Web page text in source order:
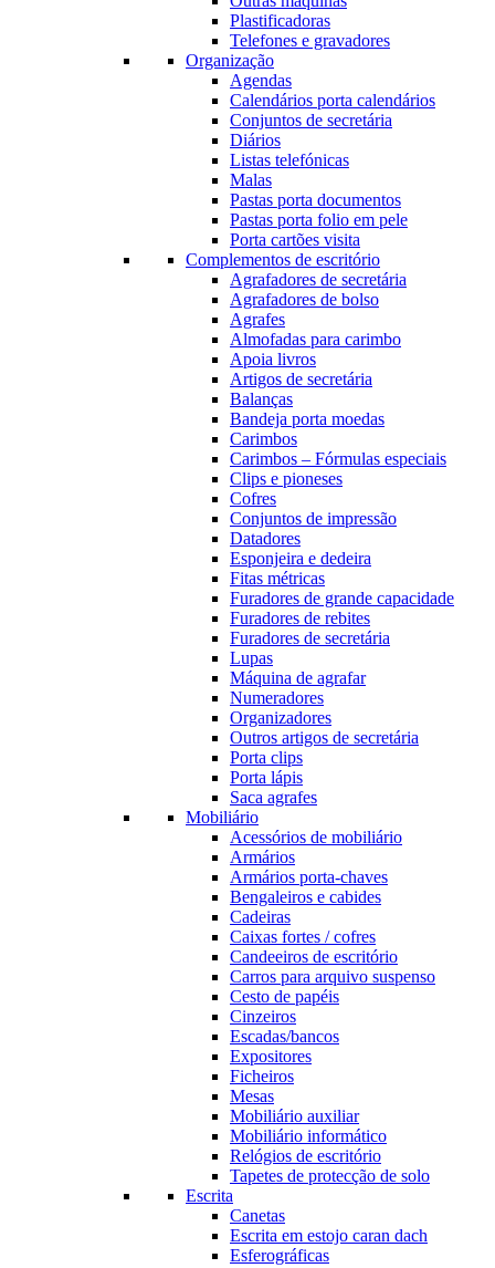
Plastificadoras
Telefones e gravadores
Organização
Agendas
Calendários porta calendários
Conjuntos de secretária
Diários
Listas telefónicas
Malas
Pastas porta documentos
Pastas porta folio em pele
Porta cartões visita
Complementos de escritório
Agrafadores de secretária
Agrafadores de bolso
Agrafes
Almofadas para carimbo
Apoia livros
Artigos de secretária
Balanças
Bandeja porta moedas
Carimbos
Carimbos – Fórmulas especiais
Clips e pioneses
Cofres
Conjuntos de impressão
Datadores
Esponjeira e dedeira
Fitas métricas
Furadores de grande capacidade
Furadores de rebites
Furadores de secretária
Lupas
Máquina de agrafar
Numeradores
Organizadores
Outros artigos de secretária
Porta clips
Porta lápis
Saca agrafes
Mobiliário
Acessórios de mobiliário
Armários
Armários porta-chaves
Bengaleiros e cabides
Cadeiras
Caixas fortes / cofres
Candeeiros de escritório
Carros para arquivo suspenso
Cesto de papéis
Cinzeiros
Escadas/bancos
Expositores
Ficheiros
Mesas
Mobiliário auxiliar
Mobiliário informático
Relógios de escritório
Tapetes de protecção de solo
Escrita
Canetas
Escrita em estojo caran dach
Esferográficas